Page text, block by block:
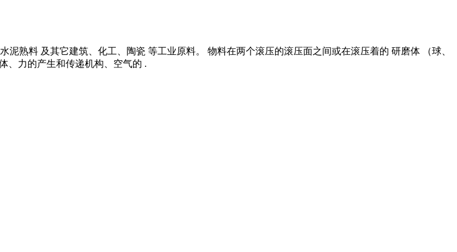
熟料 及其它建筑、化工、陶瓷 等工业原料。 物料在两个滚压的滚压面之间或在滚压着的 研磨体 （球、
、力的产生和传递机构、空气的 .